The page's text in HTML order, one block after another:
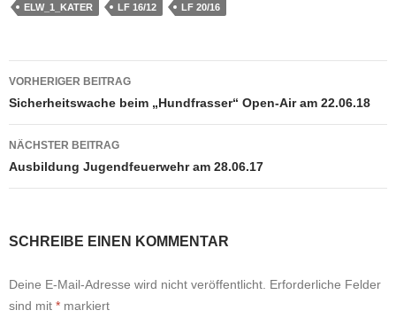
ELW_1_KATER LF 16/12 LF 20/16
Beitragsnavigation
VORHERIGER BEITRAG
Sicherheitswache beim „Hundfrasser“ Open-Air am 22.06.18
NÄCHSTER BEITRAG
Ausbildung Jugendfeuerwehr am 28.06.17
SCHREIBE EINEN KOMMENTAR
Deine E-Mail-Adresse wird nicht veröffentlicht. Erforderliche Felder
sind mit * markiert